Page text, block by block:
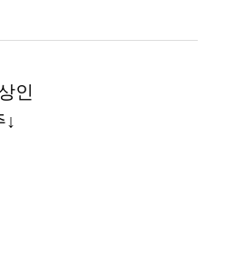
인
↓